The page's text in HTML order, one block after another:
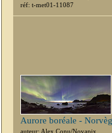
réf: t-met01-11087
Aurore boréale -
auteur: Alex Conu/Novapix